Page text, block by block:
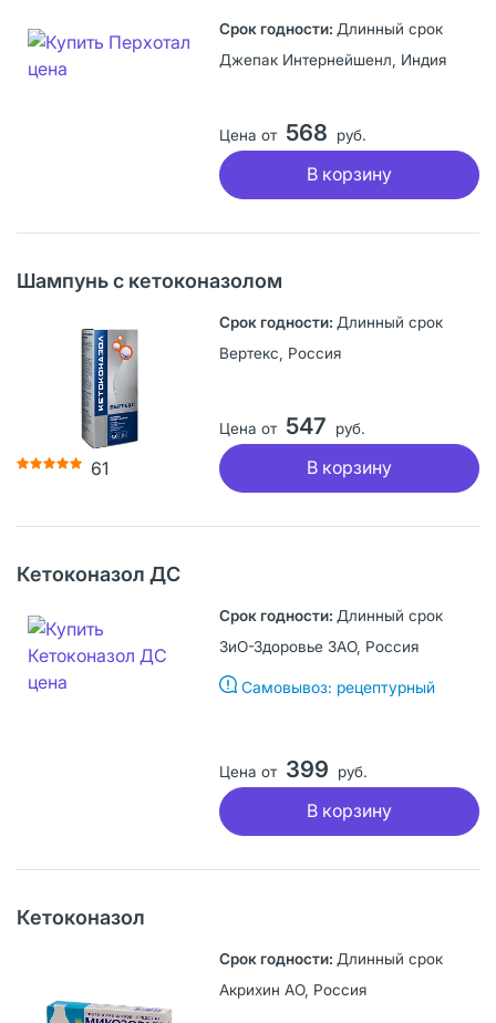
Длинный срок
Джепак Интернейшенл, Индия
Цена от 568 руб.
В корзину
Шампунь с кетоконазолом
61
Длинный срок
Вертекс, Россия
Цена от 547 руб.
В корзину
Кетоконазол ДС
Длинный срок
ЗиО-Здоровье ЗАО, Россия
Самовывоз: рецептурный
Цена от 399 руб.
В корзину
Кетоконазол
Длинный срок
Акрихин АО, Россия